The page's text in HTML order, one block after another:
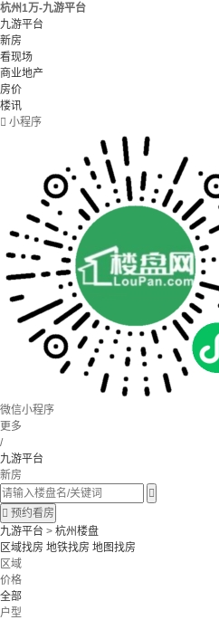
杭州1万-九游平台
九游平台
新房
看现场
商业地产
房价
楼讯
 小程序
微信小程序
更多
/
九游平台
新房

 预约看房
九游平台 > 杭州楼盘
区域找房 地铁找房 地图找房
区域
价格
全部
户型